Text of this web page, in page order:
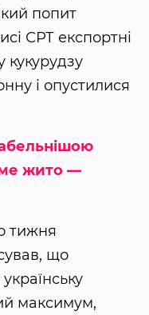
попит
СРТ експортні
кукурудзу
і опустилися
жито —
тижня
що
максимум,